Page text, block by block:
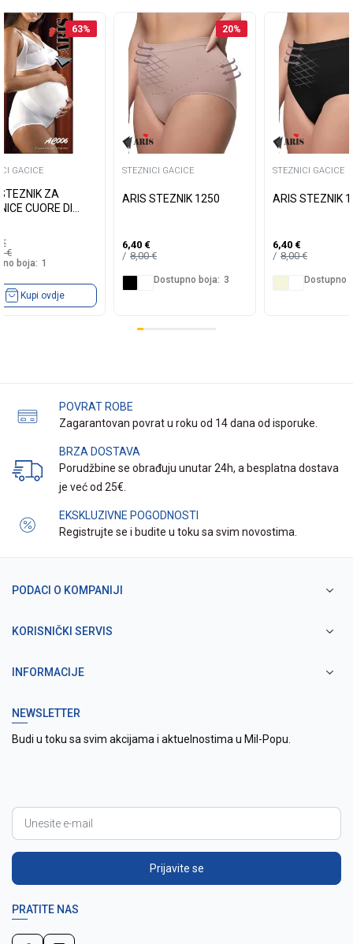
63%
GACICE
ZA
CUORE DI
€
€
boja: 1
Kupi ovdje
20%
STEZNICI GACICE
ARIS STEZNIK 1250
6,40 €
8,00€
Dostupno boja: 3
STEZNICI GACICE
ARIS STEZNIK
6,40 €
8,00€
Dostupno
POVRAT ROBE
Zagarantovan povrat u roku od 14 dana od isporuke.
BRZA DOSTAVA
Porudžbine se obrađuju unutar 24h, a besplatna dostava
je već od 25€.
EKSKLUZIVNE POGODNOSTI
Registrujte se i budite u toku sa svim novostima.
PODACI O KOMPANIJI
KORISNIČKI SERVIS
INFORMACIJE
NEWSLETTER
Budi u toku sa svim akcijama i aktuelnostima u Mil-Popu.
Prijavite se
PRATITE NAS